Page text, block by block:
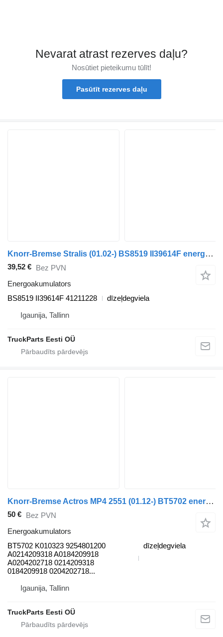
Nevarat atrast rezerves daļu?
Nosūtiet pieteikumu tūlīt!
Pasūtīt rezerves daļu
Knorr-Bremse Stralis (01.02-) BS8519 II39614F energoakumulators paredzēts IVECO Stralis, Trakker (2002-) vilcēja
39,52 € Bez PVN
Energoakumulators
BS8519 II39614F 41211228
dīzeļdegviela
Igaunija, Tallinn
TruckParts Eesti OÜ
Knorr-Bremse Actros MP4 2551 (01.12-) BT5702 energoakumulators paredzēts Mercedes-Benz Actros MP4 Antos Arocs (2012-) vilcēja
50 € Bez PVN
Energoakumulators
BT5702 K010323 9254801200
A0214209318 A0184209918
A0204202718 0214209318
0184209918 0204202718...
dīzeļdegviela
Igaunija, Tallinn
TruckParts Eesti OÜ